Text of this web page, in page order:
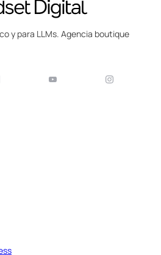
y para LLMs. Agencia boutique